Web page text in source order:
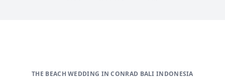
THE BEACH WEDDING IN CONRAD BALI INDONESIA